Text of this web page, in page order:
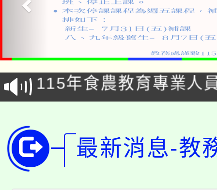
淨零綠生活教案入校路
會
115年食農教育專業人
程
學期銜接期間理賠案件
學籍身 分審查程序及
版
淨零綠領人才培育課程
公告本校115學年度第
最新消息-教